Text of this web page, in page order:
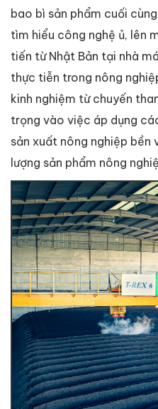
bao bì sản phẩm cuối
tìm hiểu công nghệ ủ, lên
tiến từ Nhật Bản tại nhà
thực tiễn trong nông
kinh nghiệm từ chuyến
trọng vào việc áp dụng
sản xuất nông nghiệp bền
lượng sản phẩm nông